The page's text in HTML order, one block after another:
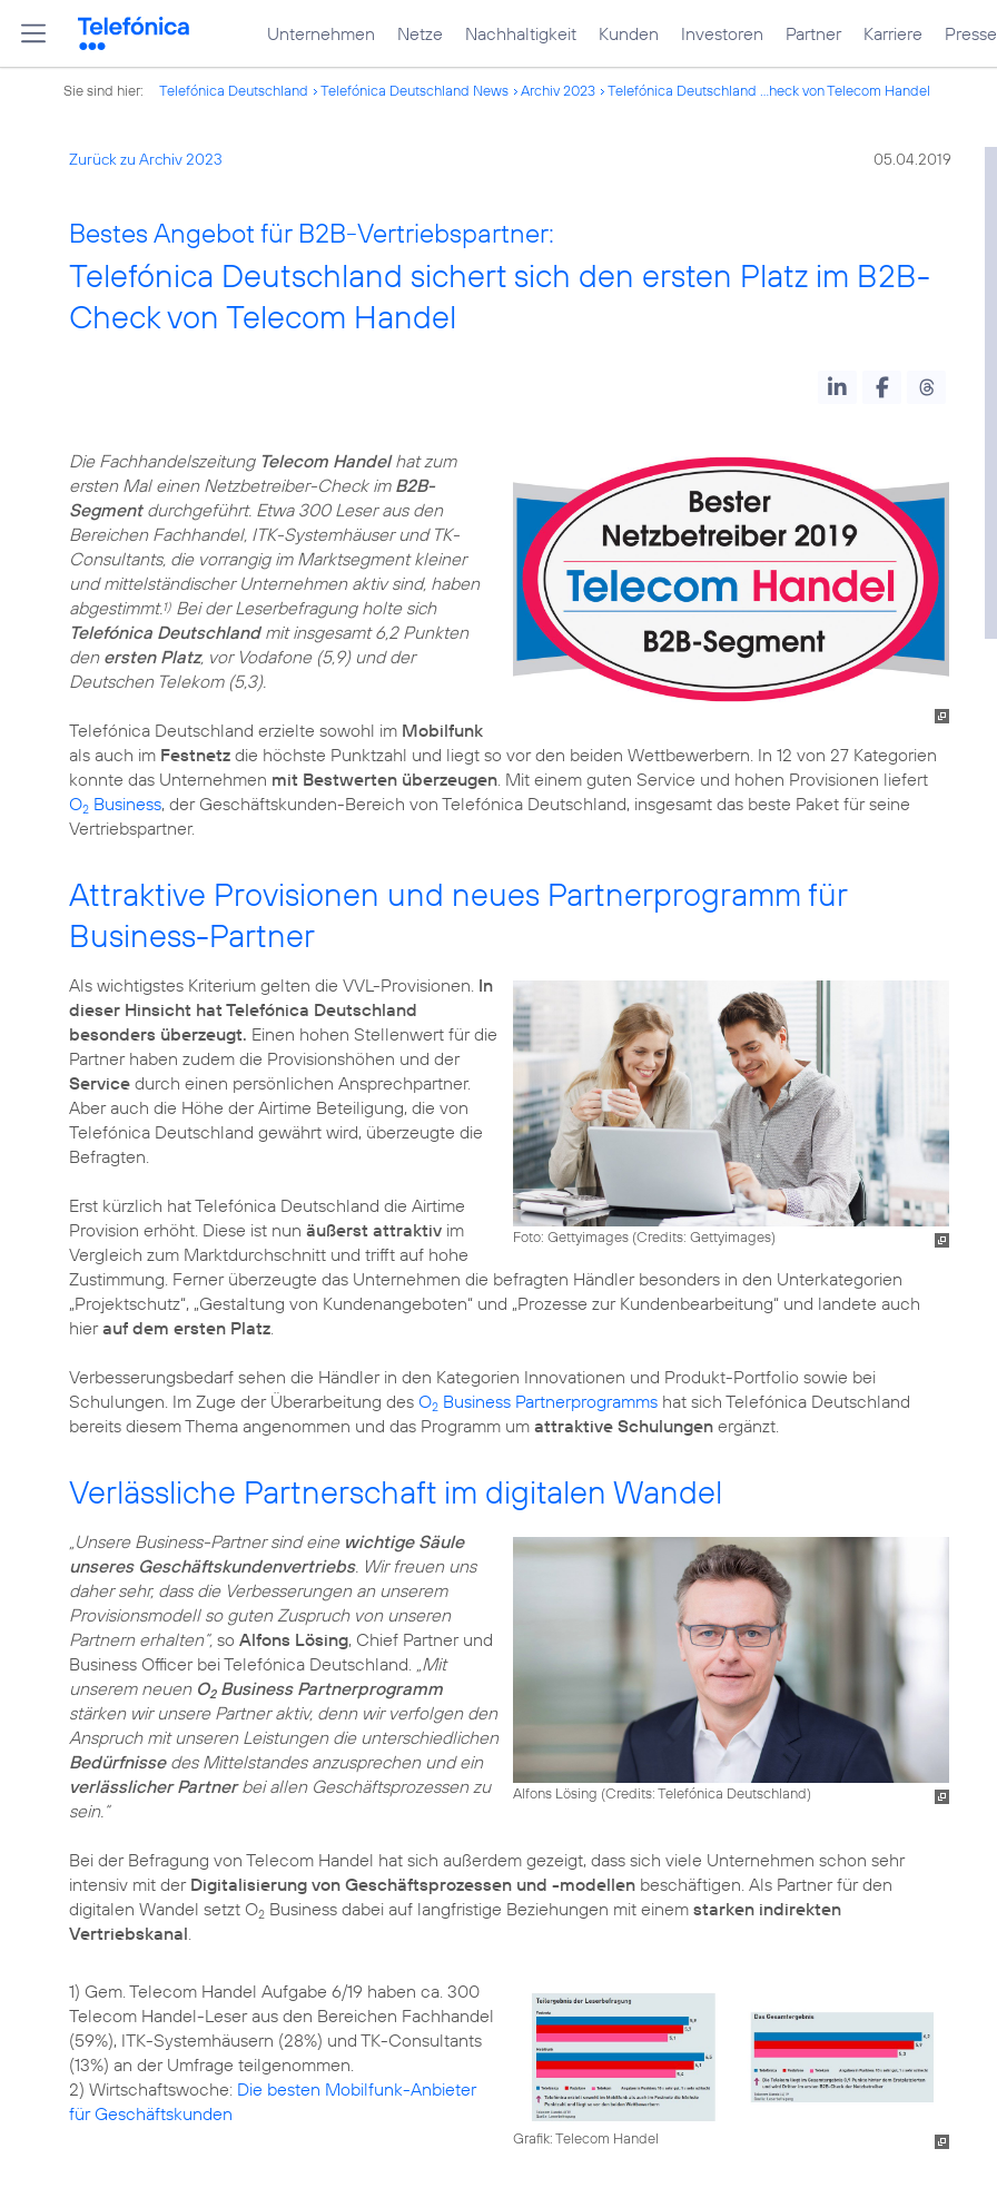
Unternehmen Netze Nachhaltigkeit Kunden Investoren Partner Karriere Presse
Sie sind hier: Telefónica Deutschland Telefónica Deutschland News Archiv 2023 Telefónica Deutschland ...heck von Telecom Handel
Zurück zu Archiv 2023 05.04.2019
Bestes Angebot für B2B-Vertriebspartner:
Telefónica Deutschland sichert sich den ersten Platz im B2B-
Check von Telecom Handel
Die Fachhandelszeitung Telecom Handelhat zum
ersten Mal einen Netzbetreiber-Check im B2B-
Segmentdurchgeführt. Etwa 300 Leser aus den
Bereichen Fachhandel, ITK-Systemhäuser und TK-
Consultants, die vorrangig im Marktsegment kleiner
und mittelständischer Unternehmen aktiv sind, haben
abgestimmt.1) Bei der Leserbefragung holte sich
Telefónica Deutschlandmit insgesamt 6,2 Punkten
den ersten Platz, vor Vodafone (5,9) und der
Deutschen Telekom (5,3).
Telefónica Deutschland erzielte sowohl im Mobilfunk
als auch im Festnetz die höchste Punktzahl und liegt so vor den beiden Wettbewerbern. In 12 von 27 Kategorien
konnte das Unternehmen mit Bestwerten überzeugen. Mit einem guten Service und hohen Provisionen liefert
O2 Business, der Geschäftskunden-Bereich von Telefónica Deutschland, insgesamt das beste Paket für seine
Vertriebspartner.
Attraktive Provisionen und neues Partnerprogramm für
Business-Partner
Foto: Gettyimages (Credits: Gettyimages)
Als wichtigstes Kriterium gelten die VVL-Provisionen. In
dieser Hinsicht hat Telefónica Deutschland
besonders überzeugt. Einen hohen Stellenwert für die
Partner haben zudem die Provisionshöhen und der
Service durch einen persönlichen Ansprechpartner.
Aber auch die Höhe der Airtime Beteiligung, die von
Telefónica Deutschland gewährt wird, überzeugte die
Befragten.
Erst kürzlich hat Telefónica Deutschland die Airtime
Provision erhöht. Diese ist nun äußerst attraktiv im
Vergleich zum Marktdurchschnitt und trifft auf hohe
Zustimmung. Ferner überzeugte das Unternehmen die befragten Händler besonders in den Unterkategorien
„Projektschutz“, „Gestaltung von Kundenangeboten“ und „Prozesse zur Kundenbearbeitung“ und landete auch
hierauf dem ersten Platz.
Verbesserungsbedarf sehen die Händler in den Kategorien Innovationen und Produkt-Portfolio sowie bei
Schulungen. Im Zuge der Überarbeitung des O2 Business Partnerprogramms hat sich Telefónica Deutschland
bereits diesem Thema angenommen und das Programm um attraktive Schulungen ergänzt.
Verlässliche Partnerschaft im digitalen Wandel
Alfons Lösing (Credits: Telefónica Deutschland)
„Unsere Business-Partner sind eine wichtige Säule
unseres Geschäftskundenvertriebs. Wir freuen uns
daher sehr, dass die Verbesserungen an unserem
Provisionsmodell so guten Zuspruch von unseren
Partnern erhalten“, so Alfons Lösing, Chief Partner und
Business Officer bei Telefónica Deutschland. „Mit
unserem neuen O2Business Partnerprogramm
stärken wir unsere Partner aktiv, denn wir verfolgen den
Anspruch mit unseren Leistungen die unterschiedlichen
Bedürfnissedes Mittelstandes anzusprechen und ein
verlässlicher Partnerbei allen Geschäftsprozessen zu
sein.“
Bei der Befragung von Telecom Handel hat sich außerdem gezeigt, dass sich viele Unternehmen schon sehr
intensiv mit der Digitalisierung von Geschäftsprozessen und -modellen beschäftigen. Als Partner für den
digitalen Wandel setzt O2 Business dabei auf langfristige Beziehungen mit einem starken indirekten
Vertriebskanal.
Grafik: Telecom Handel
1) Gem. Telecom Handel Aufgabe 6/19 haben ca. 300
Telecom Handel-Leser aus den Bereichen Fachhandel
(59%), ITK-Systemhäusern (28%) und TK-Consultants
(13%) an der Umfrage teilgenommen.
2) Wirtschaftswoche: Die besten Mobilfunk-Anbieter
für Geschäftskunden